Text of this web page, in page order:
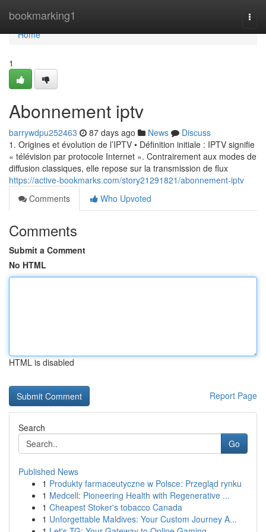
bookmarking1
Home
Home
1
Abonnement iptv
barrywdpu252463 87 days ago News
Discuss
1. Origines et évolution de l’IPTV • Définition initiale : IPTV signifie
« télévision par protocole Internet ». Contrairement aux modes de
diffusion classiques, elle repose sur la transmission de flux
https://active-bookmarks.com/story21291821/abonnement-iptv
Comments
Who Upvoted
Comments
Submit a Comment
No HTML
HTML is disabled
Report Page
Search
Go
Published News
1 Produkty farmaceutyczne w Polsce: Przegląd rynku
1 Medcell: Pioneering Health with Regenerative ...
1 Cheapest Stoker's tobacco Canada
1 Unforgettable Maldives: Your Custom Journey A...